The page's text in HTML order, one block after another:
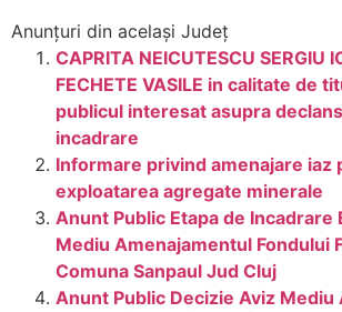
Anunțuri din același Județ
CAPRITA NEICUTESCU SERGIU
FECHETE VASILE in calitate de
publicul interesat asupra
incadrare
Informare privind amenajare iaz
exploatarea agregate minerale
Anunt Public Etapa de Incadrare
Mediu Amenajamentul Fondului
Comuna Sanpaul Jud Cluj
Anunt Public Decizie Aviz